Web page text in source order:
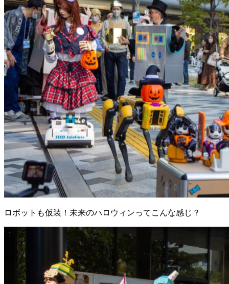
ロボットも仮装！未来のハロウィンってこんな感じ？